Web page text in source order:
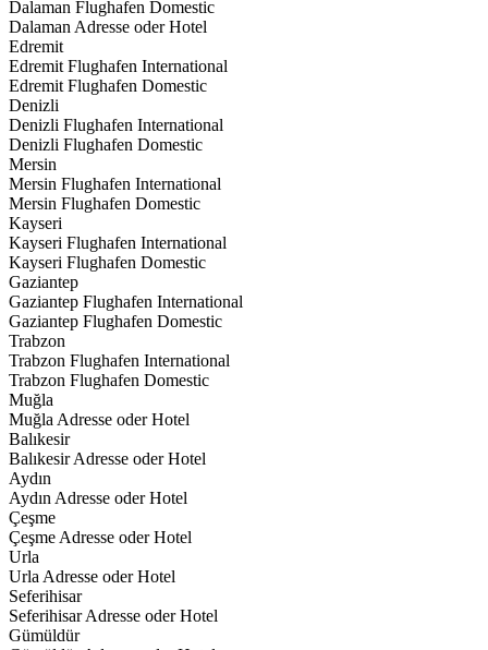
Dalaman Flughafen Domestic
Dalaman Adresse oder Hotel
Edremit
Edremit Flughafen International
Edremit Flughafen Domestic
Denizli
Denizli Flughafen International
Denizli Flughafen Domestic
Mersin
Mersin Flughafen International
Mersin Flughafen Domestic
Kayseri
Kayseri Flughafen International
Kayseri Flughafen Domestic
Gaziantep
Gaziantep Flughafen International
Gaziantep Flughafen Domestic
Trabzon
Trabzon Flughafen International
Trabzon Flughafen Domestic
Muğla
Muğla Adresse oder Hotel
Balıkesir
Balıkesir Adresse oder Hotel
Aydın
Aydın Adresse oder Hotel
Çeşme
Çeşme Adresse oder Hotel
Urla
Urla Adresse oder Hotel
Seferihisar
Seferihisar Adresse oder Hotel
Gümüldür